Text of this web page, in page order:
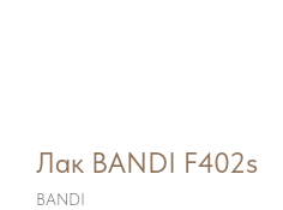
Лак BANDI F402s
BANDI